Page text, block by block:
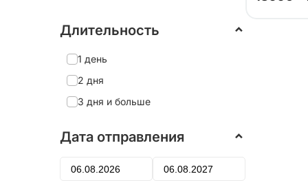
Александро-Невская Лавра
Александров
Александровский дворец
Алеховщина
Алтай
Алушта
Длительность
1 день
2 дня
3 дня и больше
Дата отправления